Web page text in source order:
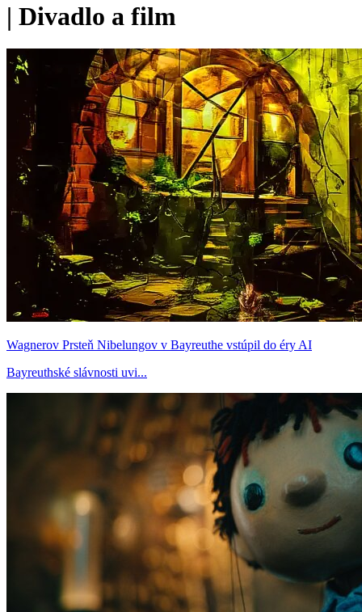
| Divadlo a film
Wagnerov Prsteň Nibelungov v Bayreuthe vstúpil do éry AI
Bayreuthské slávnosti uvi...